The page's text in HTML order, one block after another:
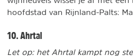
hoofdstad van Rijnland-Palts:
10. Ahrtal
Let op: het Ahrtal kampt nog